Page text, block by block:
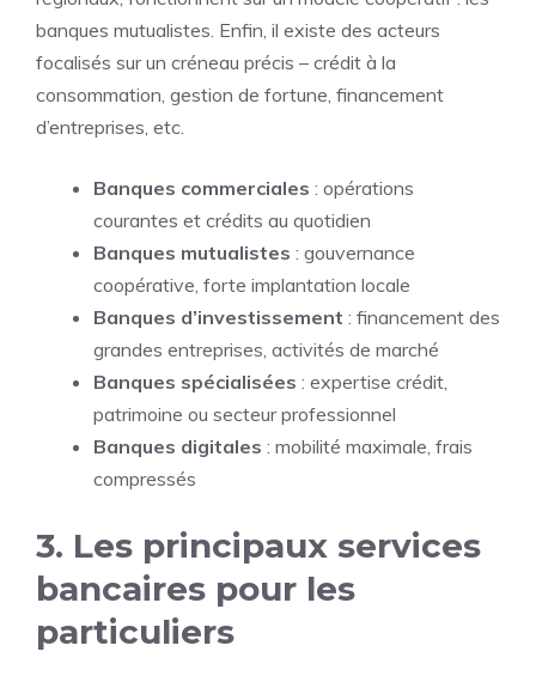
banques mutualistes. Enfin, il existe des acteurs
focalisés sur un créneau précis – crédit à la
consommation, gestion de fortune, financement
d’entreprises, etc.
Banques commerciales : opérations
courantes et crédits au quotidien
Banques mutualistes : gouvernance
coopérative, forte implantation locale
Banques d’investissement : financement des
grandes entreprises, activités de marché
Banques spécialisées : expertise crédit,
patrimoine ou secteur professionnel
Banques digitales : mobilité maximale, frais
compressés
3. Les principaux services
bancaires pour les
particuliers